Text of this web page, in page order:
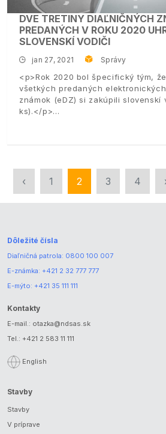
DVE TRETINY DIAĽNIČNÝCH
PREDANÝCH V ROKU 2020
SLOVENSKÍ VODIČI
jan 27, 2021 Správy
<p>Rok 2020 bol špecifický tým,
všetkých predaných
známok (eDZ) si zakúpili slovenskí
ks).</p>
‹ 1 2 3 4
Dôležité čísla
Diaľničná patrola: 0800 100 007
E-známka: +421 2 32 777 777
E-mýto: +421 35 111 111
Kontakty
E-mail.: otazka@ndsas.sk
Tel.: +421 2 583 11 111
English
Stavby
Stavby
V príprave